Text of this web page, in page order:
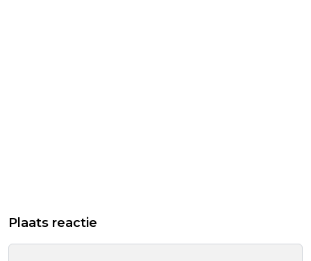
Plaats reactie